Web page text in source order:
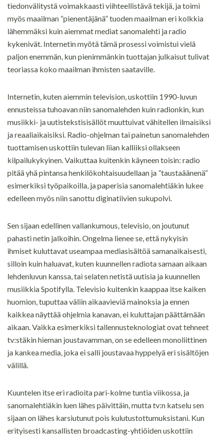
tiedonvälitystä voimakkaasti viihteellistävä tekijä, ja toimi
myös maailman ”pienentäjänä” tuoden maailman eri kolkkia
lähemmäksi kuin aiemmat mediat sanomalehti ja radio
kykenivät. Internetin myötä tämä prosessi voimistui vielä
paljon enemmän, kun pienimmänkin tuottajan julkaisut tulivat
teoriassa koko maailman ihmisten saataville.
Internetin, kuten aiemmin television, uskottiin 1990-luvun
ennusteissa tuhoavan niin sanomalehden kuin radionkin, kun
musiikki- ja uutistekstisisällöt muuttuivat vähitellen ilmaisiksi
ja reaaliaikaisiksi. Radio-ohjelman tai painetun sanomalehden
tuottamisen uskottiin tulevan liian kalliiksi ollakseen
kilpailukykyinen. Vaikuttaa kuitenkin käyneen toisin: radio
pitää yhä pintansa henkilökohtaisuudellaan ja ”taustaäänenä”
esimerkiksi työpaikoilla, ja paperisia sanomalehtiäkin lukee
edelleen myös niin sanottu diginatiivien sukupolvi.
Sen sijaan edellinen vallankumous, televisio, on joutunut
pahasti netin jalkoihin. Ongelma lienee se, että nykyisin
ihmiset kuluttavat useampaa mediasisältöä samanaikaisesti,
silloin kuin haluavat, kuten kuunnellen radiota samaan aikaan
lehdenluvun kanssa, tai selaten netistä uutisia ja kuunnellen
musiikkia Spotifylla. Televisio kuitenkin kaappaa itse kaiken
huomion, tuputtaa väliin aikaavieviä mainoksia ja ennen
kaikkea näyttää ohjelmia kanavan, ei kuluttajan päättämään
aikaan. Vaikka esimerkiksi tallennusteknologiat ovat tehneet
tv:stäkin hieman joustavamman, on se edelleen monoliittinen
ja kankea media, joka ei salli joustavaa hyppelyä eri sisältöjen
välillä.
Kuuntelen itse eri radioita pari-kolme tuntia viikossa, ja
sanomalehtiäkin luen lähes päivittäin, mutta tv:n katselu sen
sijaan on lähes karsiutunut pois kulutustottumuksistani. Kun
erityisesti kansallisten broadcasting-yhtiöiden uskottiin